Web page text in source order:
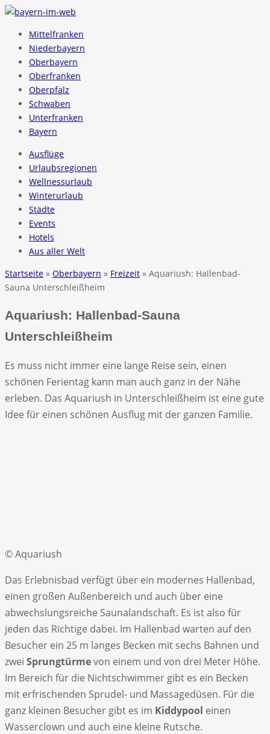
Mittelfranken
Niederbayern
Oberbayern
Oberfranken
Oberpfalz
Schwaben
Unterfranken
Bayern
Ausflüge
Urlaubsregionen
Wellnessurlaub
Winterurlaub
Städte
Events
Hotels
Aus aller Welt
Startseite » Oberbayern » Freizeit » Aquariush: Hallenbad-
Sauna Unterschleißheim
Aquariush: Hallenbad-Sauna
Unterschleißheim
Es muss nicht immer eine lange Reise sein, einen
schönen Ferientag kann man auch ganz in der Nähe
erleben. Das Aquariush in Unterschleißheim ist eine gute
Idee für einen schönen Ausflug mit der ganzen Familie.
© Aquariush
Das Erlebnisbad verfügt über ein modernes Hallenbad,
einen großen Außenbereich und auch über eine
abwechslungsreiche Saunalandschaft. Es ist also für
jeden das Richtige dabei. Im Hallenbad warten auf den
Besucher ein 25 m langes Becken mit sechs Bahnen und
zwei Sprungtürmevon einem und von drei Meter Höhe.
Im Bereich für die Nichtschwimmer gibt es ein Becken
mit erfrischenden Sprudel- und Massagedüsen. Für die
ganz kleinen Besucher gibt es im Kiddypool einen
Wasserclown und auch eine kleine Rutsche.